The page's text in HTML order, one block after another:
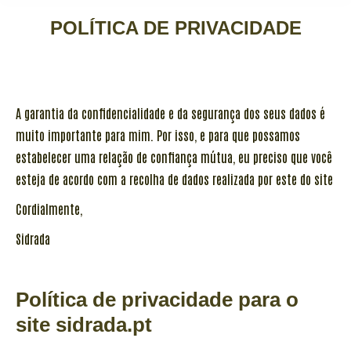
POLÍTICA DE PRIVACIDADE
A garantia da confidencialidade e da segurança dos seus dados é
muito importante para mim. Por isso, e para que possamos
estabelecer uma relação de confiança mútua, eu preciso que você
esteja de acordo com a recolha de dados realizada por este do site
Cordialmente,
Sidrada
Política de privacidade para o
site sidrada.pt